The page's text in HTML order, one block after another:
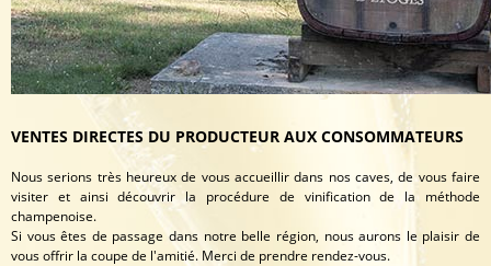
VENTES DIRECTES DU PRODUCTEUR AUX CONSOMMATEURS
Nous serions très heureux de vous accueillir dans nos caves, de vous faire
visiter et ainsi découvrir la procédure de vinification de la méthode
champenoise.
Si vous êtes de passage dans notre belle région, nous aurons le plaisir de
vous offrir la coupe de l'amitié. Merci de prendre rendez-vous.